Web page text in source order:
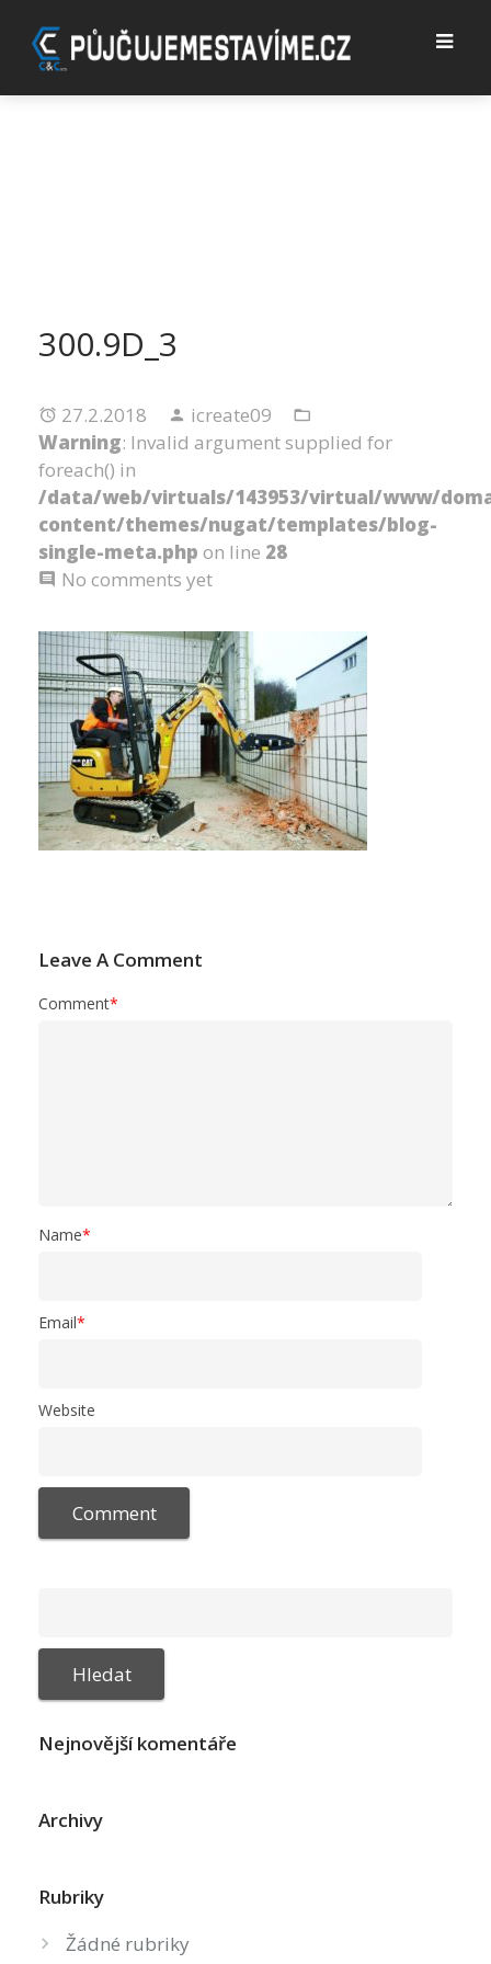
300.9D_3
27.2.2018
icreate09
Warning: Invalid argument supplied for
foreach() in
/data/web/virtuals/143953/virtual/www/
content/themes/nugat/templates/blog-
single-meta.php on line 28
No comments yet
Leave A Comment
Comment*
Name*
Email*
Website
Nejnovější komentáře
Archivy
Rubriky
Žádné rubriky